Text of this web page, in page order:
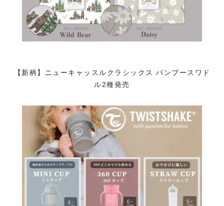
【新柄】ニューキャッスルクラシックス バンブースワド
ル2種発売